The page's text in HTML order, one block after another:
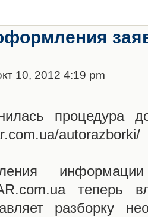
10, 2012 4:19 pm
процедура
autorazborki/
теперь
разборку